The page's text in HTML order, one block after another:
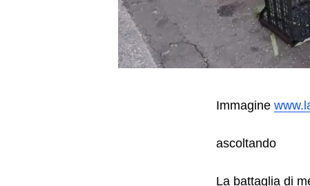
Immagine
ascoltando
La battaglia di